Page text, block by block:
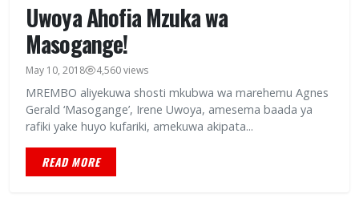
Uwoya Ahofia Mzuka wa
Masogange!
May 10, 2018 4,560 views
MREMBO aliyekuwa shosti mkubwa wa marehemu Agnes
Gerald ‘Masogange’, Irene Uwoya, amesema baada ya
rafiki yake huyo kufariki, amekuwa akipata...
READ MORE